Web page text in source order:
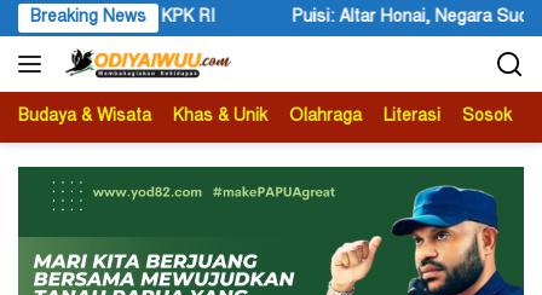
Langsung
ke
konten
Breaking NewsPuisi: Altar Honai, Negara Suci, dan Utusan Langit
Budaya & Wisata Khas & Unik Olahraga Literasi Sosok